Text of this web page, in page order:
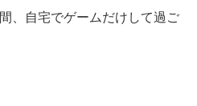
、自宅でゲームだけして過ご